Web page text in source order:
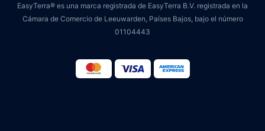
EasyTerra® es una marca registrada de EasyTerra B.V. registrada en la
Cámara de Comercio de Leeuwarden, Países Bajos, bajo el número
01104443